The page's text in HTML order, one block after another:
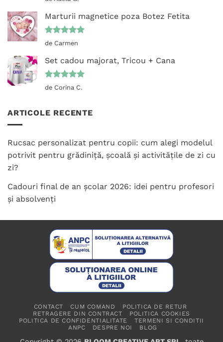
Marturii magnetice poza Botez Fetita
Evaluat la
de Carmen
Set cadou majorat, Tricou + Cana
Evaluat la
de Corina C.
ARTICOLE RECENTE
Rucsac personalizat pentru copii: cum alegi modelul
potrivit pentru grădiniță, școală și activitățile de zi cu
zi?
Cadouri final de an școlar 2026: idei pentru profesori
și absolvenți
CONTACT CUM COMAND
POLITICA DE RETUR
RETRAGERE DIN CONTRACT
POLITICA COOKIES
POLITICA DE CONFIDENTIALITATE
TERMENI SI CONDITII
ANPC
DESPRE NOI BLOG